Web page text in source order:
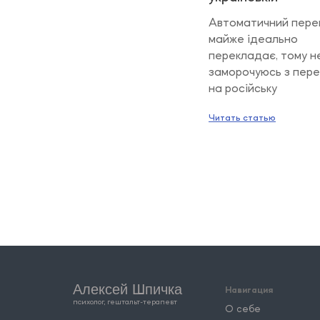
Автоматичний
майже ідеально
перекладає, тому
заморочуюсь з
на російську
Читать статью
Алексей Шпичка
психолог, гештальт-терапевт
Навигация
О себе